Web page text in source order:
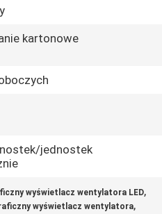
kartonowe
jednostek
wyświetlacz wentylatora LED,
wyświetlacz wentylatora,